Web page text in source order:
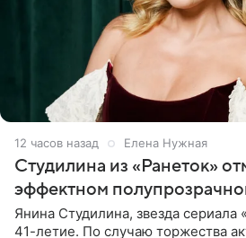
12 часов назад Елена Нужная
Студилина из «Ранеток»
эффектном
Янина Студилина, звезда сериала
41-летие. По случаю торжества